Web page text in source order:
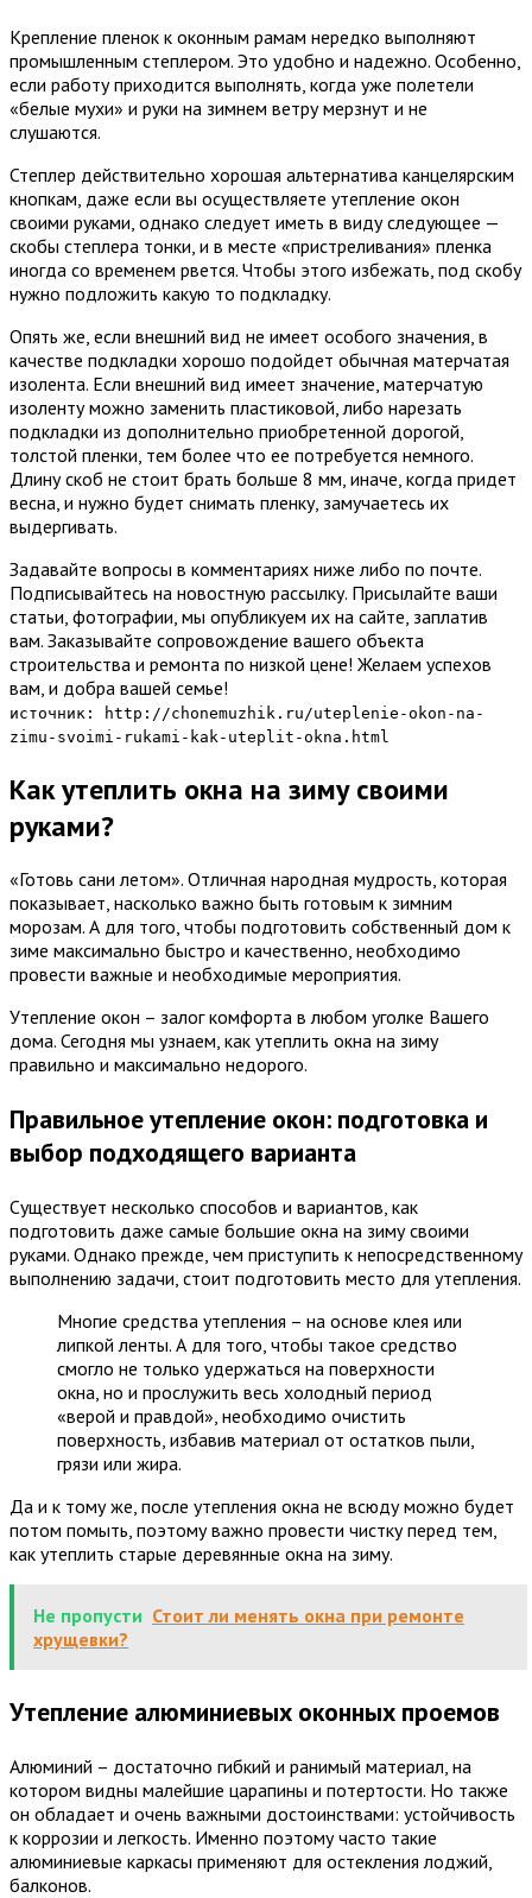
Крепление пленок к оконным рамам нередко выполняют
промышленным степлером. Это удобно и надежно. Особенно,
если работу приходится выполнять, когда уже полетели
«белые мухи» и руки на зимнем ветру мерзнут и не
слушаются.
Степлер действительно хорошая альтернатива канцелярским
кнопкам, даже если вы осуществляете утепление окон
своими руками, однако следует иметь в виду следующее —
скобы степлера тонки, и в месте «пристреливания» пленка
иногда со временем рвется. Чтобы этого избежать, под скобу
нужно подложить какую то подкладку.
Опять же, если внешний вид не имеет особого значения, в
качестве подкладки хорошо подойдет обычная матерчатая
изолента. Если внешний вид имеет значение, матерчатую
изоленту можно заменить пластиковой, либо нарезать
подкладки из дополнительно приобретенной дорогой,
толстой пленки, тем более что ее потребуется немного.
Длину скоб не стоит брать больше 8 мм, иначе, когда придет
весна, и нужно будет снимать пленку, замучаетесь их
выдергивать.
Задавайте вопросы в комментариях ниже либо по почте.
Подписывайтесь на новостную рассылку. Присылайте ваши
статьи, фотографии, мы опубликуем их на сайте, заплатив
вам. Заказывайте сопровождение вашего объекта
строительства и ремонта по низкой цене! Желаем успехов
вам, и добра вашей семье!
источник: http://chonemuzhik.ru/uteplenie-okon-na-
zimu-svoimi-rukami-kak-uteplit-okna.html
Как утеплить окна на зиму своими
руками?
«Готовь сани летом». Отличная народная мудрость, которая
показывает, насколько важно быть готовым к зимним
морозам. А для того, чтобы подготовить собственный дом к
зиме максимально быстро и качественно, необходимо
провести важные и необходимые мероприятия.
Утепление окон – залог комфорта в любом уголке Вашего
дома. Сегодня мы узнаем, как утеплить окна на зиму
правильно и максимально недорого.
Правильное утепление окон: подготовка и
выбор подходящего варианта
Существует несколько способов и вариантов, как
подготовить даже самые большие окна на зиму своими
руками. Однако прежде, чем приступить к непосредственному
выполнению задачи, стоит подготовить место для утепления.
Многие средства утепления – на основе клея или
липкой ленты. А для того, чтобы такое средство
смогло не только удержаться на поверхности
окна, но и прослужить весь холодный период
«верой и правдой», необходимо очистить
поверхность, избавив материал от остатков пыли,
грязи или жира.
Да и к тому же, после утепления окна не всюду можно будет
потом помыть, поэтому важно провести чистку перед тем,
как утеплить старые деревянные окна на зиму.
Не пропусти Стоит ли менять окна при ремонте
хрущевки?
Утепление алюминиевых оконных проемов
Алюминий – достаточно гибкий и ранимый материал, на
котором видны малейшие царапины и потертости. Но также
он обладает и очень важными достоинствами: устойчивость
к коррозии и легкость. Именно поэтому часто такие
алюминиевые каркасы применяют для остекления лоджий,
балконов.